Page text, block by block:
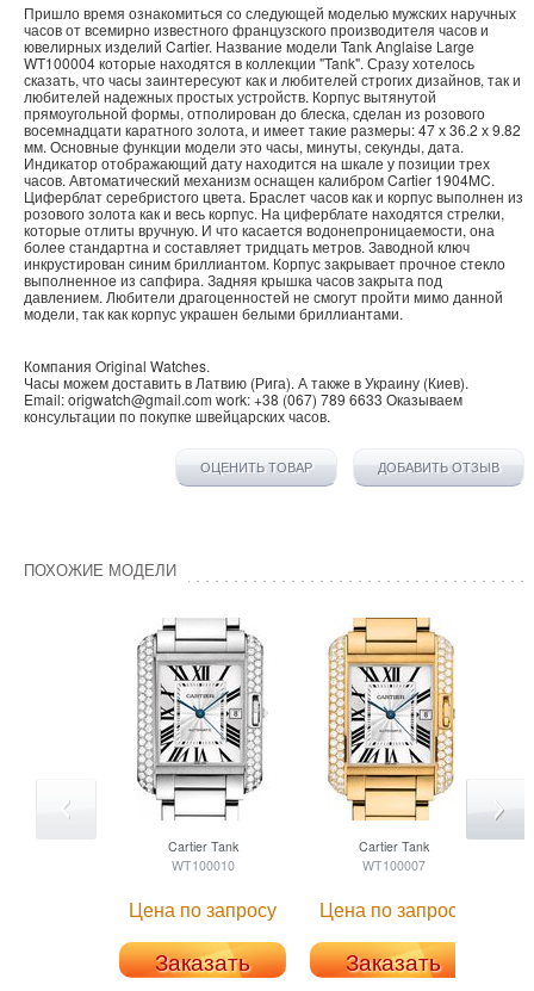
Пришло время ознакомиться со следующей моделью мужских наручных
часов от всемирно известного французского производителя часов и
ювелирных изделий Cartier. Название модели Tank Anglaise Large
WT100004 которые находятся в коллекции "Tank". Сразу хотелось
сказать, что часы заинтересуют как и любителей строгих дизайнов, так и
любителей надежных простых устройств. Корпус вытянутой
прямоугольной формы, отполирован до блеска, сделан из розового
восемнадцати каратного золота, и имеет такие размеры: 47 х 36.2 х 9.82
мм. Основные функции модели это часы, минуты, секунды, дата.
Индикатор отображающий дату находится на шкале у позиции трех
часов. Автоматический механизм оснащен калибром Cartier 1904MC.
Циферблат серебристого цвета. Браслет часов как и корпус выполнен из
розового золота как и весь корпус. На циферблате находятся стрелки,
которые отлиты вручную. И что касается водонепроницаемости, она
более стандартна и составляет тридцать метров. Заводной ключ
инкрустирован синим бриллиантом. Корпус закрывает прочное стекло
выполненное из сапфира. Задняя крышка часов закрыта под
давлением. Любители драгоценностей не смогут пройти мимо данной
модели, так как корпус украшен белыми бриллиантами.
Компания Original Watches.
Часы можем доставить в Латвию (Рига). А также вУкраину (Киев).
Email:origwatch@gmail.com work:+38 (067) 789 6633 Оказываем
консультации по покупке швейцарских часов.
ОЦЕНИТЬ ТОВАР ДОБАВИТЬ ОТЗЫВ
ПОХОЖИЕ МОДЕЛИ
CartierTank
WT100010
Цена по запросу
Заказать
CartierTank
WT100007
Цена по запросу
Заказать